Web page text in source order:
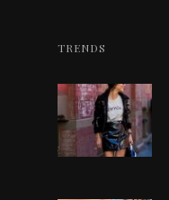
TRENDS